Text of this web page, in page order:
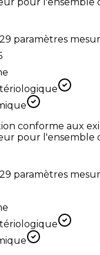
29 paramètres
conforme aux
pour l'ensemble
29 paramètres